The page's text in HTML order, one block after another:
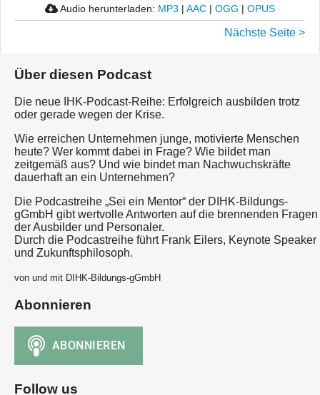
Audio herunterladen: MP3 | AAC | OGG | OPUS
Nächste Seite >
Über diesen Podcast
Die neue IHK-Podcast-Reihe: Erfolgreich ausbilden trotz
oder gerade wegen der Krise.
Wie erreichen Unternehmen junge, motivierte Menschen
heute? Wer kommt dabei in Frage? Wie bildet man
zeitgemäß aus? Und wie bindet man Nachwuchskräfte
dauerhaft an ein Unternehmen?
Die Podcastreihe „Sei ein Mentor“ der DIHK-Bildungs-
gGmbH gibt wertvolle Antworten auf die brennenden Fragen
der Ausbilder und Personaler.
Durch die Podcastreihe führt Frank Eilers, Keynote Speaker
und Zukunftsphilosoph.
von und mit DIHK-Bildungs-gGmbH
Abonnieren
Follow us